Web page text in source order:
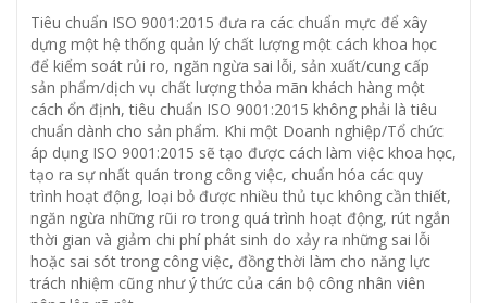
Tiêu chuẩn ISO 9001:2015 đưa ra các chuẩn mực để xây
dựng một hệ thống quản lý chất lượng một cách khoa học
để kiểm soát rủi ro, ngăn ngừa sai lỗi, sản xuất/cung cấp
sản phẩm/dịch vụ chất lượng thỏa mãn khách hàng một
cách ổn định, tiêu chuẩn ISO 9001:2015 không phải là tiêu
chuẩn dành cho sản phẩm. Khi một Doanh nghiệp/Tổ chức
áp dụng ISO 9001:2015 sẽ tạo được cách làm việc khoa học,
tạo ra sự nhất quán trong công việc, chuẩn hóa các quy
trình hoạt động, loại bỏ được nhiều thủ tục không cần thiết,
ngăn ngừa những rũi ro trong quá trình hoạt động, rút ngắn
thời gian và giảm chi phí phát sinh do xảy ra những sai lỗi
hoặc sai sót trong công việc, đồng thời làm cho năng lực
trách nhiệm cũng như ý thức của cán bộ công nhân viên